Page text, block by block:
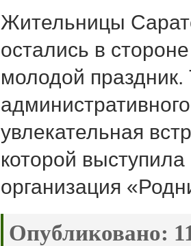
Жительницы
остались в
молодой
увлекательная
которой
организация
Опубликовано: